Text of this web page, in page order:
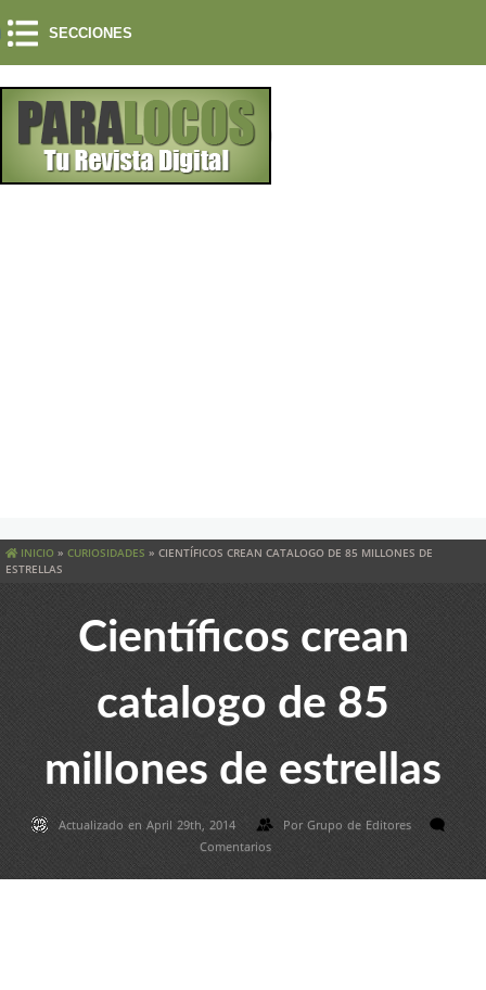
SECCIONES
INICIO » CURIOSIDADES » CIENTÍFICOS CREAN CATALOGO DE 85 MILLONES DE
ESTRELLAS
Científicos crean
catalogo de 85
millones de estrellas
Actualizado en April 29th, 2014 PorGrupo de Editores
Comentarios